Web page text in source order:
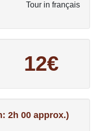
Tour in français
12€
2h 00 approx.)